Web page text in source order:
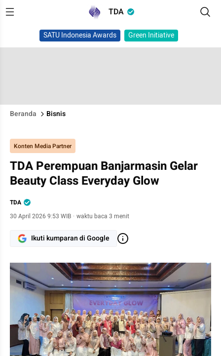
TDA
SATU Indonesia Awards Green Initiative
Beranda Bisnis
Konten Media Partner
TDA Perempuan Banjarmasin Gelar
Beauty Class Everyday Glow
TDA
30 April 2026 9:53 WIB · waktu baca 3 menit
Ikuti kumparan di Google